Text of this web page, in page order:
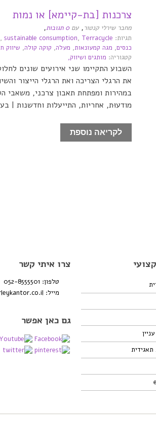
צרכנות [בת-קיימא] או נמות
מחבר שירלי קנטור,עם0 תגובות ,
קטגוריה: מותגים ושיווק,
תגיות: , sustainable consumption, Terracycle
כנסים, מגה קמעונאות, מעלה, קוקה קולה, שיווק
השבוע התקיימו שני אירועים שונים
את הרגלי הצריכה ואת הרגלי הייצור
במהירות ומפתחת תאבון צרכני, משאבי
מודעוּת, אחריות, התייעלות וחדשנות |
לקריאה נוספת
צרו איתי קשר
טלפון: 052-8555501
מייל:
גם כאן אפשר
תאגידית